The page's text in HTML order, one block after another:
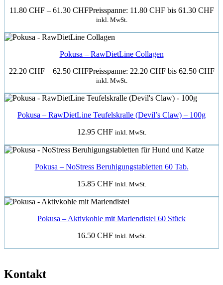
11.80 CHF – 61.30 CHFPreisspanne: 11.80 CHF bis 61.30 CHF
inkl. MwSt.
Pokusa – RawDietLine Collagen
22.20 CHF – 62.50 CHFPreisspanne: 22.20 CHF bis 62.50 CHF
inkl. MwSt.
Pokusa – RawDietLine Teufelskralle (Devil’s Claw) – 100g
12.95 CHF inkl. MwSt.
Pokusa – NoStress Beruhigungstabletten 60 Tab.
15.85 CHF inkl. MwSt.
Pokusa – Aktivkohle mit Mariendistel 60 Stück
16.50 CHF inkl. MwSt.
Kontakt